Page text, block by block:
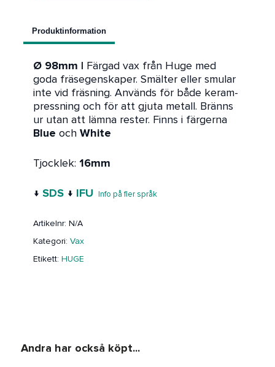
Produktinformation
Ø 98mm | Färgad vax från Huge med
goda fräsegenskaper. Smälter eller smular
inte vid fräsning. Används för både keram-
pressning och för att gjuta metall. Bränns
ur utan att lämna rester. Finns i färgerna
Blue och White
Tjocklek: 16mm
↓ SDS ↓ IFU Info på fler språk
Artikelnr: N/A
Kategori: Vax
Etikett: HUGE
Andra har också köpt...